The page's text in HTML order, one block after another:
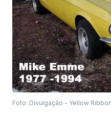
Foto: Divulgação - Yellow Ribbon